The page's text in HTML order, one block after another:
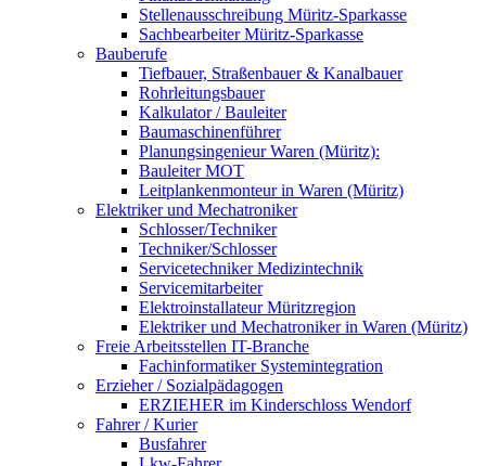
Stellenausschreibung Müritz-Sparkasse
Sachbearbeiter Müritz-Sparkasse
Bauberufe
Tiefbauer, Straßenbauer & Kanalbauer
Rohrleitungsbauer
Kalkulator / Bauleiter
Baumaschinenführer
Planungsingenieur Waren (Müritz):
Bauleiter MOT
Leitplankenmonteur in Waren (Müritz)
Elektriker und Mechatroniker
Schlosser/Techniker
Techniker/Schlosser
Servicetechniker Medizintechnik
Servicemitarbeiter
Elektroinstallateur Müritzregion
Elektriker und Mechatroniker in Waren (Müritz)
Freie Arbeitsstellen IT-Branche
Fachinformatiker Systemintegration
Erzieher / Sozialpädagogen
ERZIEHER im Kinderschloss Wendorf
Fahrer / Kurier
Busfahrer